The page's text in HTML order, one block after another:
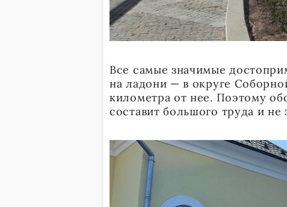
Все самые значимые
на ладони — в округе
километра от нее. Поэтому
составит большого труда и